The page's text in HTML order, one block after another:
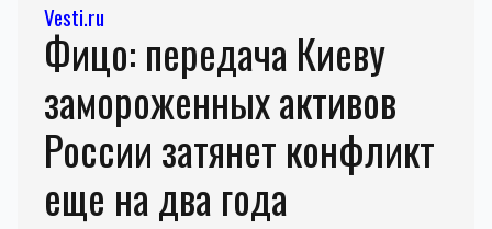
Vesti.ru
Фицо: передача Киеву
замороженных активов
России затянет конфликт
еще на два года